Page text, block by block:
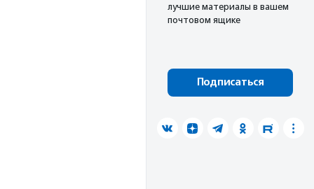
лучшие материалы в вашем
почтовом ящике
Подписаться